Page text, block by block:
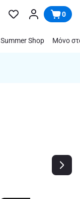
0
Summer Shop Μόνο